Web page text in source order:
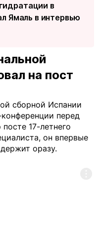
в
Ямаль в интервью
на пост
сборной Испании
перед
17-летнего
он впервые
оразу.